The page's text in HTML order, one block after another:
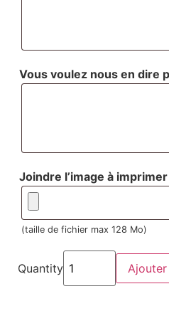
Vous voulez nous en dire
Joindre l’image à imprimer
(taille de fichier max 128 Mo)
Quantity